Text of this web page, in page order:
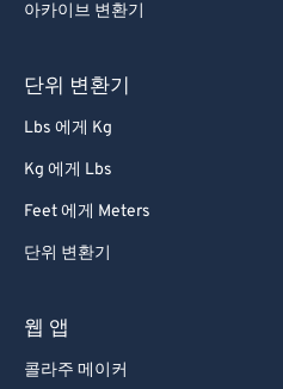
아카이브 변환기
단위 변환기
Lbs 에게 Kg
Kg 에게 Lbs
Feet 에게 Meters
단위 변환기
웹 앱
콜라주 메이커